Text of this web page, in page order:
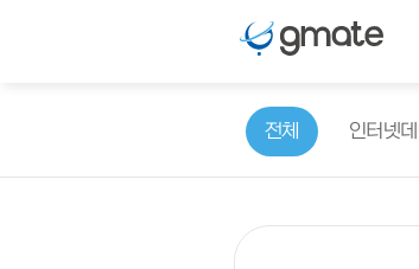
전체 인터넷